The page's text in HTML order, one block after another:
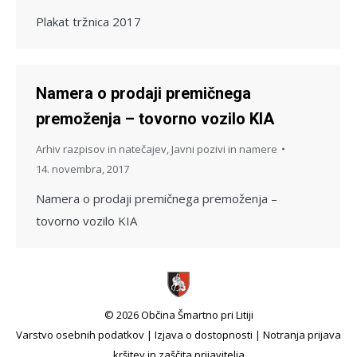
Plakat tržnica 2017
Namera o prodaji premičnega
premoženja – tovorno vozilo KIA
Arhiv razpisov in natečajev Javni pozivi in namere
14. novembra, 2017
Namera o prodaji premičnega premoženja –
tovorno vozilo KIA
© 2026 Občina Šmartno pri Litiji
Varstvo osebnih podatkov | Izjava o dostopnosti | Notranja prijava